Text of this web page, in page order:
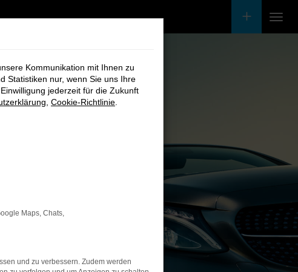
Kommunikation mit Ihnen zu
Statistiken nur, wenn Sie uns Ihre
jederzeit für die Zukunft
Cookie-Richtlinie
Maps, Chats,
und zu verbessern. Zudem werden